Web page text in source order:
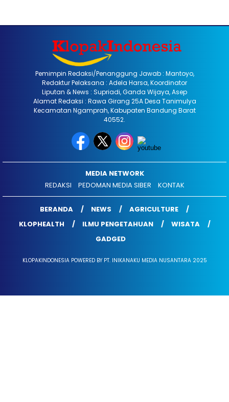
Pemimpin Redaksi/Penanggung Jawab : Mantoyo,
Redaktur Pelaksana : Adela Harsa, Koordinator
Liputan & News : Supriadi, Ganda Wijaya, Asep
Alamat Redaksi : Rawa Girang 25A Desa Tanimulya
Kecamatan Ngamprah, Kabupaten Bandung Barat
40552.
MEDIA NETWORK
REDAKSI
PEDOMAN MEDIA SIBER KONTAK
BERANDA NEWS
AGRICULTURE
KLOPHEALTH
ILMU PENGETAHUAN
WISATA
GADGED
KLOPAKINDONESIA POWERED BY PT. INIKANAKU MEDIA NUSANTARA 2025